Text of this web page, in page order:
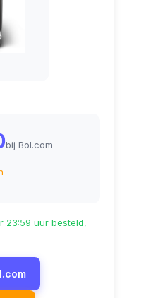
bij Bol.com
23:59 uur besteld,